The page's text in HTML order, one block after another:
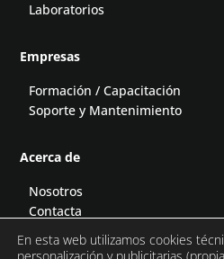
Laboratorios
Empresas
Formación / Capacitación
Soporte y Mantenimiento
Acerca de
Nosotros
Contacta
Podcast
En esta web utilizamos cookies